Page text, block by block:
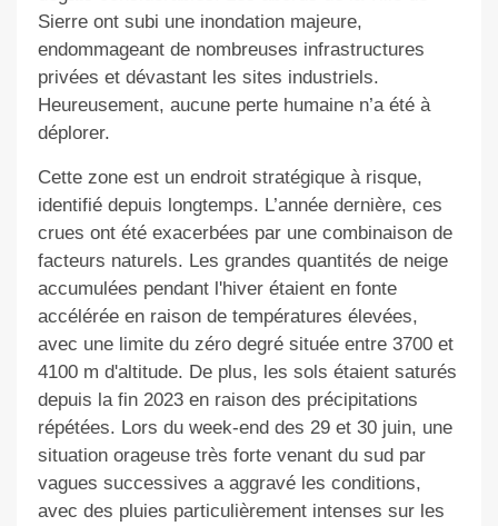
Sierre ont subi une inondation majeure,
endommageant de nombreuses infrastructures
privées et dévastant les sites industriels.
Heureusement, aucune perte humaine n’a été à
déplorer.
Cette zone est un endroit stratégique à risque,
identifié depuis longtemps. L’année dernière, ces
crues ont été exacerbées par une combinaison de
facteurs naturels. Les grandes quantités de neige
accumulées pendant l'hiver étaient en fonte
accélérée en raison de températures élevées,
avec une limite du zéro degré située entre 3700 et
4100 m d'altitude. De plus, les sols étaient saturés
depuis la fin 2023 en raison des précipitations
répétées. Lors du week-end des 29 et 30 juin, une
situation orageuse très forte venant du sud par
vagues successives a aggravé les conditions,
avec des pluies particulièrement intenses sur les